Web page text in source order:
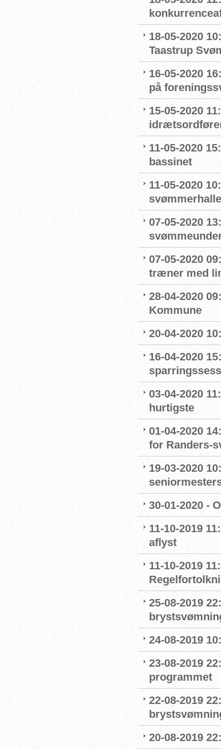
18-05-2020
Taastrup
16-05-2020
på
15-05-2020
11-05-2020
bassinet
11-05-2020
07-05-2020
07-05-2020
træner med
28-04-2020
Kommune
20-04-2020
16-04-2020
03-04-2020
hurtigste
01-04-2020
for Randers-
19-03-2020
30-01-2020 -
11-10-2019
aflyst
11-10-2019
25-08-2019
24-08-2019
23-08-2019
programmet
22-08-2019
20-08-2019